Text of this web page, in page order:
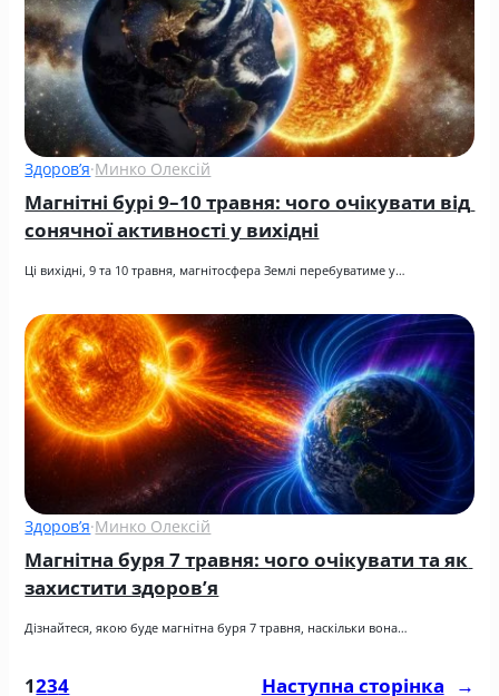
Здоров’я·Минко Олексій
Магнітні бурі 9–10 травня: чого очікувати від
сонячної активності у вихідні
Ці вихідні, 9 та 10 травня, магнітосфера Землі перебуватиме у…
Здоров’я·Минко Олексій
Магнітна буря 7 травня: чого очікувати та як
захистити здоров’я
Дізнайтеся, якою буде магнітна буря 7 травня, наскільки вона…
1234 Наступна сторінка →